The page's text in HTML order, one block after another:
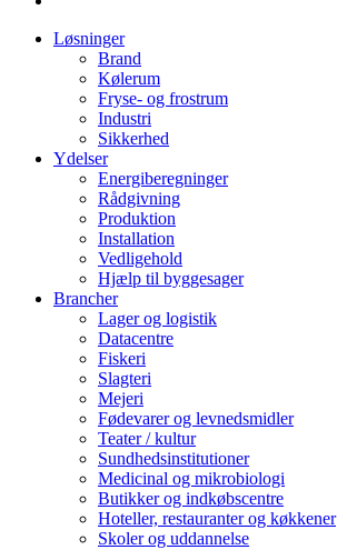
Løsninger
Brand
Kølerum
Fryse- og frostrum
Industri
Sikkerhed
Ydelser
Energiberegninger
Rådgivning
Produktion
Installation
Vedligehold
Hjælp til byggesager
Brancher
Lager og logistik
Datacentre
Fiskeri
Slagteri
Mejeri
Fødevarer og levnedsmidler
Teater / kultur
Sundhedsinstitutioner
Medicinal og mikrobiologi
Butikker og indkøbscentre
Hoteller, restauranter og køkkener
Skoler og uddannelse